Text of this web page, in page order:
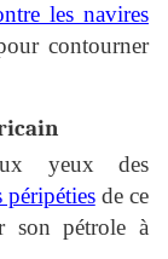
les navires
contourner
yeux des
péripétiesde ce
son pétrole à